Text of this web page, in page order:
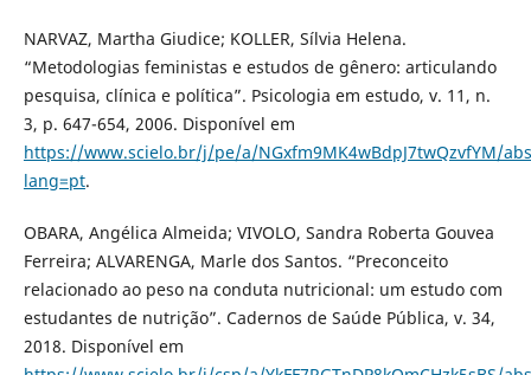
NARVAZ, Martha Giudice; KOLLER, Sílvia Helena.
“Metodologias feministas e estudos de gênero: articulando
pesquisa, clínica e política”. Psicologia em estudo, v. 11, n.
3, p. 647-654, 2006. Disponível em
https://www.scielo.br/j/pe/a/NGxfm9MK4wBdpJ7twQzvfYM/
lang=pt.
OBARA, Angélica Almeida; VIVOLO, Sandra Roberta Gouvea
Ferreira; ALVARENGA, Marle dos Santos. “Preconceito
relacionado ao peso na conduta nutricional: um estudo com
estudantes de nutrição”. Cadernos de Saúde Pública, v. 34,
2018. Disponível em